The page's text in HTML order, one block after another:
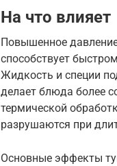
На что влияет
Повышенное
способствует
Жидкость и специи
делает блюда более
термической
разрушаются при
Основные эффекты